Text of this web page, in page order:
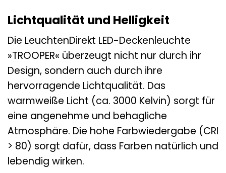
Lichtqualität und Helligkeit
Die LeuchtenDirekt LED-Deckenleuchte
»TROOPER« überzeugt nicht nur durch ihr
Design, sondern auch durch ihre
hervorragende Lichtqualität. Das
warmweiße Licht (ca. 3000 Kelvin) sorgt für
eine angenehme und behagliche
Atmosphäre. Die hohe Farbwiedergabe (CRI
> 80) sorgt dafür, dass Farben natürlich und
lebendig wirken.